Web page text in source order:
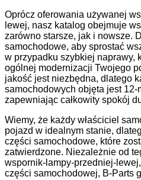
Oprócz oferowania używanej
lewej, nasz katalog obejmuje
zarówno starsze, jak i nowsze.
samochodowe, aby sprostać
w przypadku szybkiej naprawy,
ogólnej modernizacji Twojego
jakość jest niezbędna, dlatego
samochodowych objęta jest
zapewniając całkowity spokój
Wiemy, że każdy właściciel
pojazd w idealnym stanie,
części samochodowe, które
zatwierdzone. Niezależnie od
wspornik-lampy-przedniej-
części samochodowej, B-Parts